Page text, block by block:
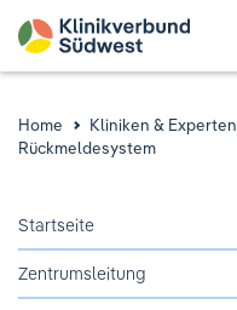
Pflege & Beratung
Ausbildung & Studium
Home Kliniken & Experten
Rückmeldesystem
Startseite
Zentrumsleitung